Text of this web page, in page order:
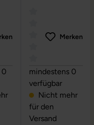
0 von 5 Sternen
Bewertung von 0
0
Durchschnittliche
Merken
mindestens 0
verfügbar
Nicht mehr
für den
Versand